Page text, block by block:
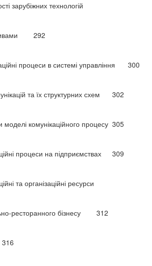
зарубіжних технологій
292
процеси в системі управління 300
та їх структурних схем 302
комунікаційного процесу 305
процеси на підприємствах 309
та організаційні ресурси
ресторанного бізнесу 312
316